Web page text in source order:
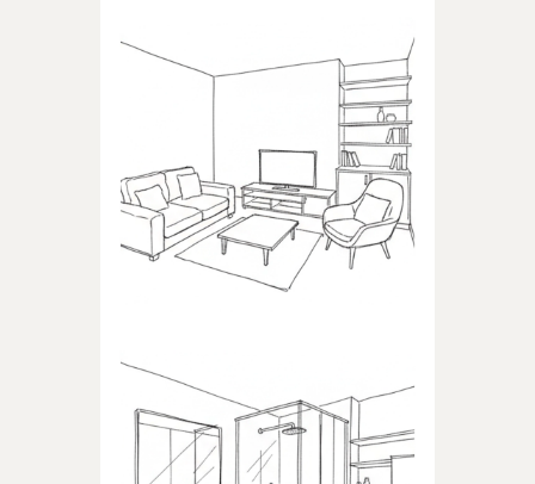
Produkty dedykowane do
pokoju dziennego
ŁAZIENKA